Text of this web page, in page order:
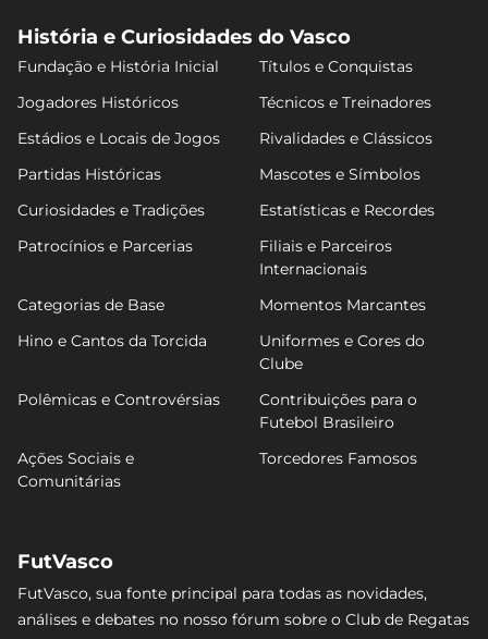
História e Curiosidades do Vasco
Fundação e História Inicial
Títulos e Conquistas
Jogadores Históricos
Técnicos e Treinadores
Estádios e Locais de Jogos
Rivalidades e Clássicos
Partidas Históricas
Mascotes e Símbolos
Curiosidades e Tradições
Estatísticas e Recordes
Patrocínios e Parcerias
Filiais e Parceiros
Internacionais
Categorias de Base
Momentos Marcantes
Hino e Cantos da Torcida
Uniformes e Cores do
Clube
Polêmicas e Controvérsias
Contribuições para o
Futebol Brasileiro
Ações Sociais e
Comunitárias
Torcedores Famosos
FutVasco
FutVasco, sua fonte principal para todas as novidades,
análises e debates no nosso fórum sobre o Club de Regatas